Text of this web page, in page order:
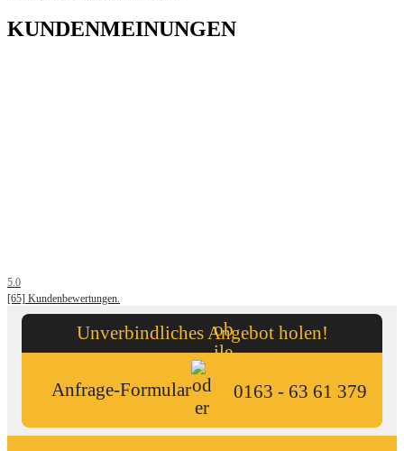
KUNDENMEINUNGEN
5.0
[65] Kundenbewertungen.
Unverbindliches Angebot holen!
Anfrage-Formular 0163 - 63 61 379